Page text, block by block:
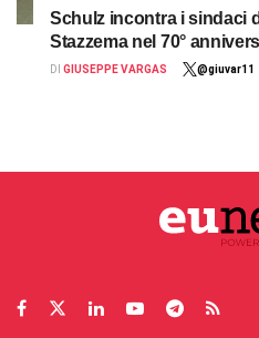
Schulz incontra i sindaci
Stazzema nel 70°
DI GIUSEPPE VARGAS @giuvar11